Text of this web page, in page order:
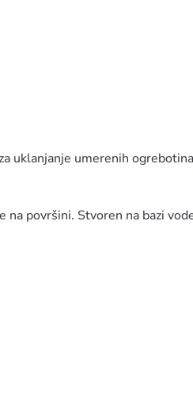
uklanjanje umerenih
površini. Stvoren na bazi